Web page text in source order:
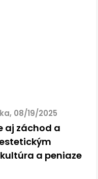
08/19/2025
aj záchod a
a peniaze